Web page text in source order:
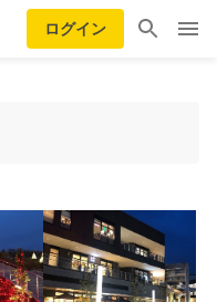
ログイン